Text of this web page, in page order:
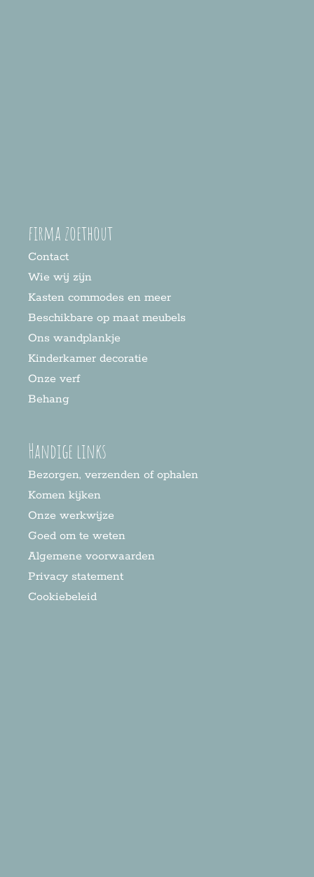
firma zoethout
Contact
Wie wij zijn
Kasten commodes en meer
Beschikbare op maat meubels
Ons wandplankje
Kinderkamer decoratie
Onze verf
Behang
Handige links
Bezorgen, verzenden of ophalen
Komen kijken
Onze werkwijze
Goed om te weten
Algemene voorwaarden
Privacy statement
Cookiebeleid